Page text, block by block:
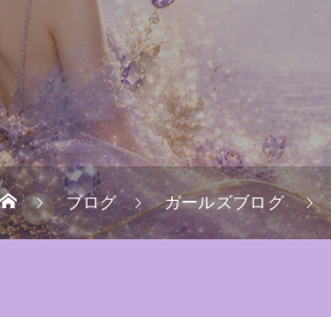
ブログ ガールズブログ